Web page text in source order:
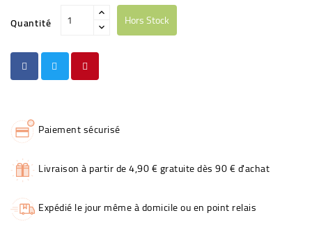
Quantité Hors Stock
Paiement sécurisé
Livraison à partir de 4,90 € gratuite dès 90 € d'achat
Expédié le jour même à domicile ou en point relais